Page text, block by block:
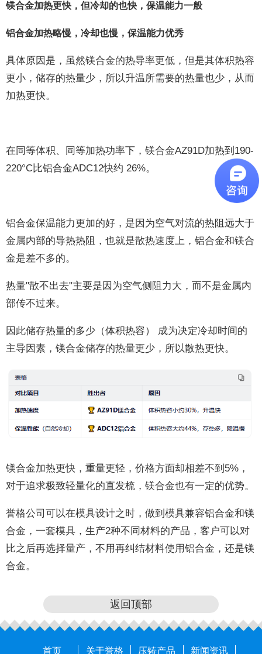
镁合金加热更快，但冷却的也快，保温能力一般
铝合金加热略慢，冷却也慢，保温能力优秀
具体原因是，虽然镁合金的热导率更低，但是其体积热容
更小，储存的热量少，所以升温所需要的热量也少，从而
加热更快。
在同等体积、同等加热功率下，镁合金AZ91D加热到190-
220°C比铝合金ADC12快约 26%。
铝合金保温能力更加的好，是因为空气对流的热阻远大于
金属内部的导热热阻，也就是散热速度上，铝合金和镁合
金是差不多的。
热量"散不出去"主要是因为空气侧阻力大，而不是金属内
部传不过来。
因此储存热量的多少（体积热容） 成为决定冷却时间的
主导因素，镁合金储存的热量更少，所以散热更快。
镁合金加热更快，重量更轻，价格方面却相差不到5%，
对于追求极致轻量化的直发梳，镁合金也有一定的优势。
誉格公司可以在模具设计之时，做到模具兼容铝合金和镁
合金，一套模具，生产2种不同材料的产品，客户可以对
比之后再选择量产，不用再纠结材料使用铝合金，还是镁
合金。
返回顶部
首页 关于誉格 压铸产品 新闻资讯